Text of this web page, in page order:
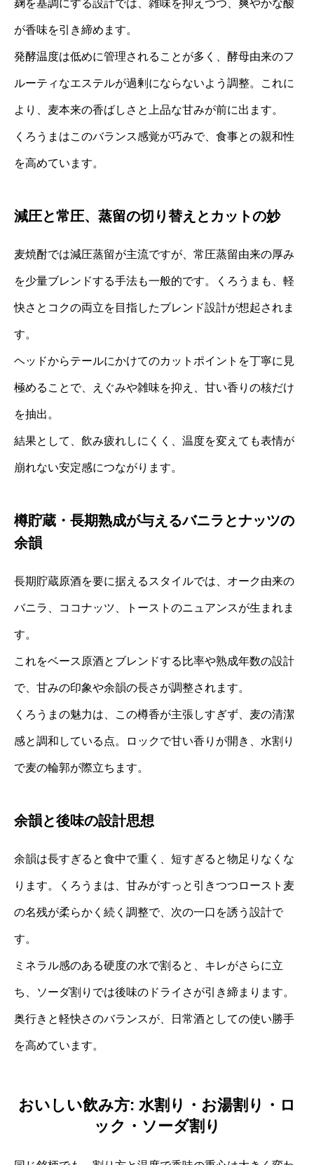
麹を基調にする設計では、雑味を抑えつつ、爽やかな酸
が香味を引き締めます。
発酵温度は低めに管理されることが多く、酵母由来のフ
ルーティなエステルが過剰にならないよう調整。これに
より、麦本来の香ばしさと上品な甘みが前に出ます。
くろうまはこのバランス感覚が巧みで、食事との親和性
を高めています。
減圧と常圧、蒸留の切り替えとカットの妙
麦焼酎では減圧蒸留が主流ですが、常圧蒸留由来の厚み
を少量ブレンドする手法も一般的です。くろうまも、軽
快さとコクの両立を目指したブレンド設計が想起されま
す。
ヘッドからテールにかけてのカットポイントを丁寧に見
極めることで、えぐみや雑味を抑え、甘い香りの核だけ
を抽出。
結果として、飲み疲れしにくく、温度を変えても表情が
崩れない安定感につながります。
樽貯蔵・長期熟成が与えるバニラとナッツの
余韻
長期貯蔵原酒を要に据えるスタイルでは、オーク由来の
バニラ、ココナッツ、トーストのニュアンスが生まれま
す。
これをベース原酒とブレンドする比率や熟成年数の設計
で、甘みの印象や余韻の長さが調整されます。
くろうまの魅力は、この樽香が主張しすぎず、麦の清潔
感と調和している点。ロックで甘い香りが開き、水割り
で麦の輪郭が際立ちます。
余韻と後味の設計思想
余韻は長すぎると食中で重く、短すぎると物足りなくな
ります。くろうまは、甘みがすっと引きつつロースト麦
の名残が柔らかく続く調整で、次の一口を誘う設計で
す。
ミネラル感のある硬度の水で割ると、キレがさらに立
ち、ソーダ割りでは後味のドライさが引き締まります。
奥行きと軽快さのバランスが、日常酒としての使い勝手
を高めています。
おいしい飲み方: 水割り・お湯割り・ロ
ック・ソーダ割り